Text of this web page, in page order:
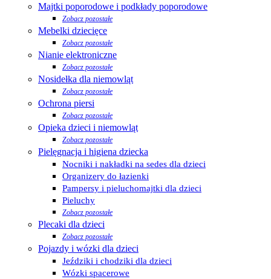
Majtki poporodowe i podkłady poporodowe
Zobacz pozostałe
Mebelki dziecięce
Zobacz pozostałe
Nianie elektroniczne
Zobacz pozostałe
Nosidełka dla niemowląt
Zobacz pozostałe
Ochrona piersi
Zobacz pozostałe
Opieka dzieci i niemowląt
Zobacz pozostałe
Pielęgnacja i higiena dziecka
Nocniki i nakładki na sedes dla dzieci
Organizery do łazienki
Pampersy i pieluchomajtki dla dzieci
Pieluchy
Zobacz pozostałe
Plecaki dla dzieci
Zobacz pozostałe
Pojazdy i wózki dla dzieci
Jeździki i chodziki dla dzieci
Wózki spacerowe